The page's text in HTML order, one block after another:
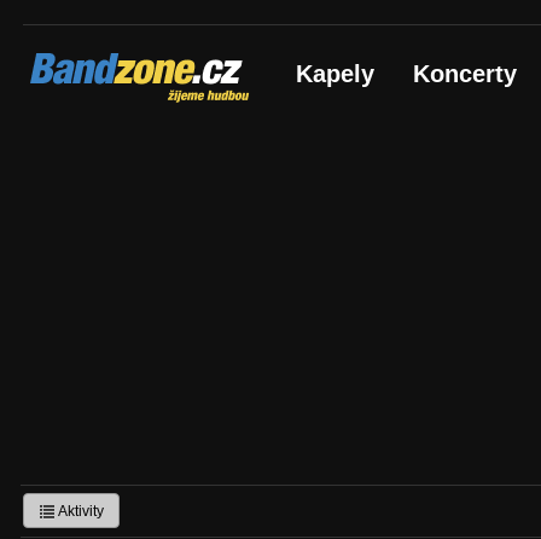
Bandzone.cz
žijeme hudbou Kapely Koncerty
Aktivity